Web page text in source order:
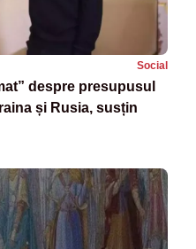
Social
despre presupusul
și Rusia, susțin